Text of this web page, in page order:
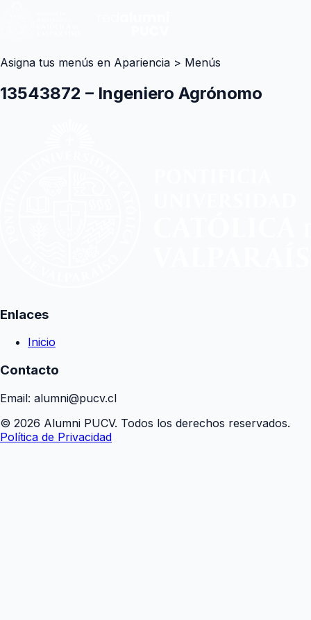
Asigna tus menús en Apariencia > Menús
13543872 – Ingeniero Agrónomo
Enlaces
Inicio
Contacto
Email: alumni@pucv.cl
© 2026 Alumni PUCV. Todos los derechos reservados.
Política de Privacidad